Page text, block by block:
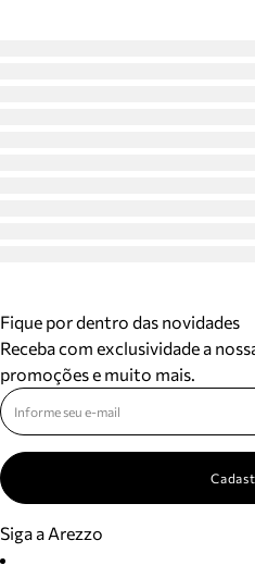
Fique por dentro das novidades
Receba com exclusividade a
promoções e muito mais.
Siga a Arezzo